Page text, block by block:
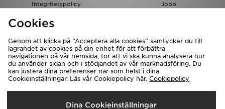
Integritetspolicy
Jobb
JD-bloggen
Levererar Till
Sverige
Cookies
Genom att klicka på ”Acceptera alla cookies” samtycker du till
lagrandet av cookies på din enhet för att förbättra
navigationen på vår hemsida, för att vi ska kunna analysera hur
du använder sidan och i stödjandet av vår marknadsföring. Du
kan justera dina preferenser när som helst i dina
Cookieinställningar. Läs vår Cookiepolicy här. Cookiepolicy
Dina Cookieinställningar